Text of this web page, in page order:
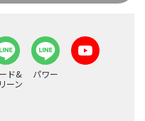
ド&
ーン
パワー